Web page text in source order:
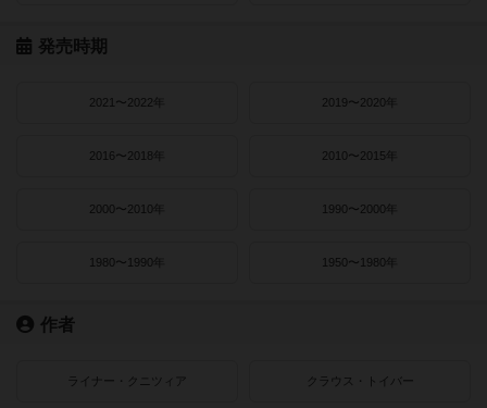
発売時期
2021〜2022年 2019〜2020年
2016〜2018年 2010〜2015年
2000〜2010年 1990〜2000年
1980〜1990年 1950〜1980年
作者
ライナー・クニツィア クラウス・トイバー